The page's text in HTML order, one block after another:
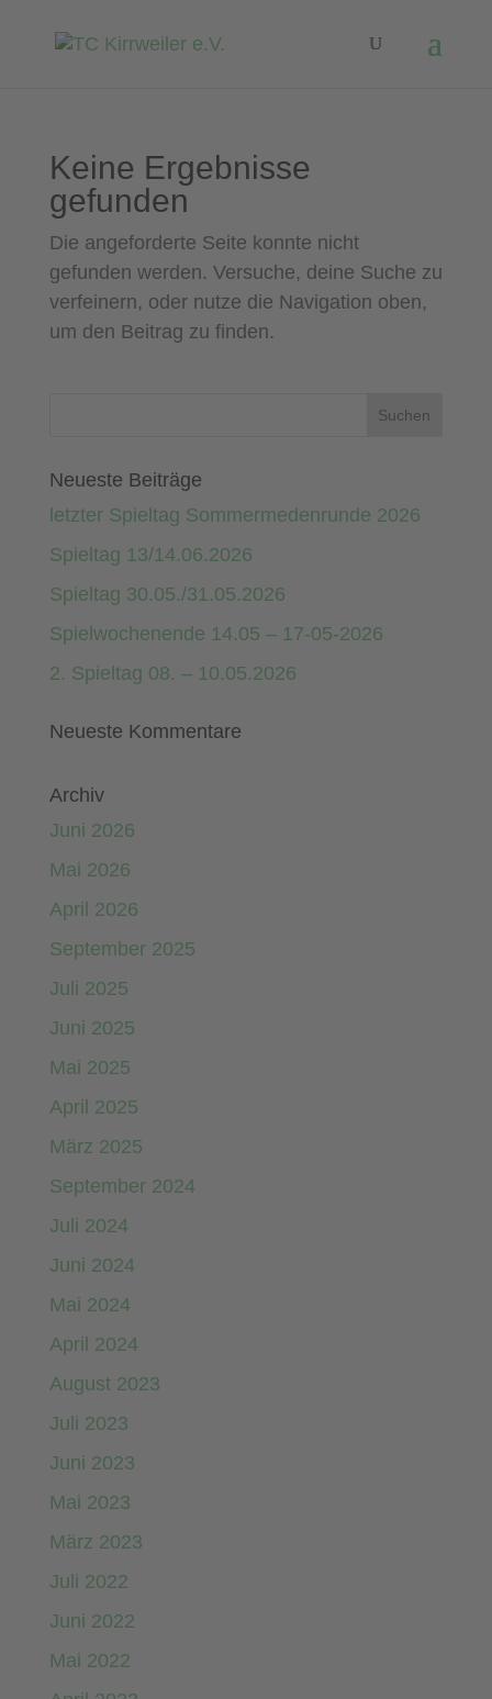
Keine Ergebnisse
gefunden
Die angeforderte Seite konnte nicht
gefunden werden. Versuche, deine Suche zu
verfeinern, oder nutze die Navigation oben,
um den Beitrag zu finden.
Neueste Beiträge
letzter Spieltag Sommermedenrunde 2026
Spieltag 13/14.06.2026
Spieltag 30.05./31.05.2026
Spielwochenende 14.05 – 17-05-2026
2. Spieltag 08. – 10.05.2026
Neueste Kommentare
Archiv
Juni 2026
Mai 2026
April 2026
September 2025
Juli 2025
Juni 2025
Mai 2025
April 2025
März 2025
September 2024
Juli 2024
Juni 2024
Mai 2024
April 2024
August 2023
Juli 2023
Juni 2023
Mai 2023
März 2023
Juli 2022
Juni 2022
Mai 2022